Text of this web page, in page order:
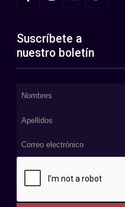
Suscríbete a
nuestro boletín